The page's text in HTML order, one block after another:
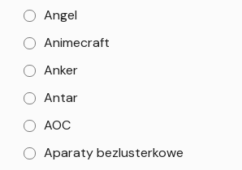
Angel
Animecraft
Anker
Antar
AOC
Aparaty bezlusterkowe